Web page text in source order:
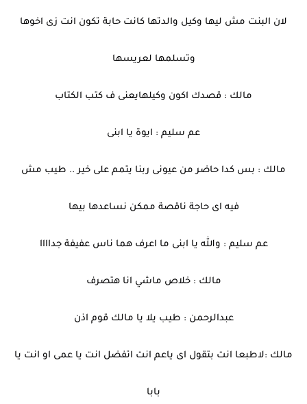
لان البنت مش ليها وكيل والدتها كانت حابة تكون انت زى اخوها
وتسلمها لعريسها
مالك : قصدك اكون وكيلهايعنى ف كتب الكتاب
عم سليم : ايوة يا ابنى
مالك : بس كدا حاضر من عيونى ربنا يتمم على خير .. طيب مش
فيه اى حاجة ناقصة ممكن نساعدها بيها
عم سليم : والله يا ابنى ما اعرف هما ناس عفيفة جداااا
مالك : خلاص ماشي انا هتصرف
عبدالرحمن : طيب يلا يا مالك قوم اذن
مالك :لاطبعا انت بتقول اى ياعم انت اتفضل انت يا عمى او انت يا
بابا